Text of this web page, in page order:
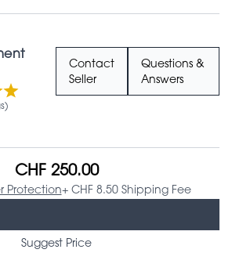
Contact
Seller
Questions &
Answers
CHF 250.00
Protection+ CHF 8.50 Shipping Fee
Suggest Price